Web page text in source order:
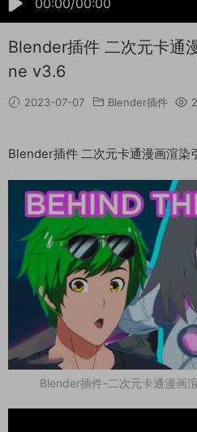
00:00/00:00
Blender插件 二次元卡通
ne v3.6
2023-07-07 Blender插件
Blender插件 二次元卡通漫画渲
Blender插件-二次元卡通漫画